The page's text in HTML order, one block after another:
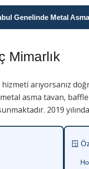
Genelinde Metal Asma
Mimarlık
hizmeti arıyorsanız
asma tavan,
2019
🪟